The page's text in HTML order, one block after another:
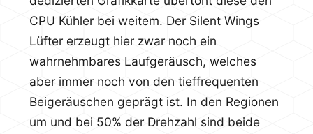
CPU Kühler bei weitem. Der Silent Wings
Lüfter erzeugt hier zwar noch ein
wahrnehmbares Laufgeräusch, welches
aber immer noch von den tieffrequenten
Beigeräuschen geprägt ist. In den Regionen
um und bei 50% der Drehzahl sind beide